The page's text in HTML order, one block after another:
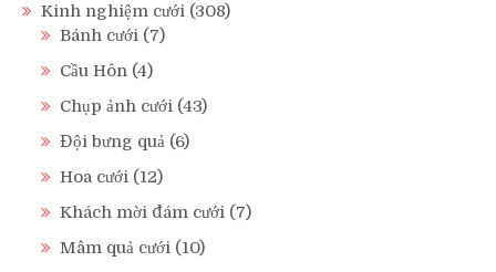
Kinh nghiệm cưới (308)
Bánh cưới (7)
Cầu Hôn (4)
Chụp ảnh cưới (43)
Đội bưng quả (6)
Hoa cưới (12)
Khách mời đám cưới (7)
Mâm quả cưới (10)